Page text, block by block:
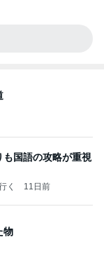
も国語の攻略が重視
く 11日前
物